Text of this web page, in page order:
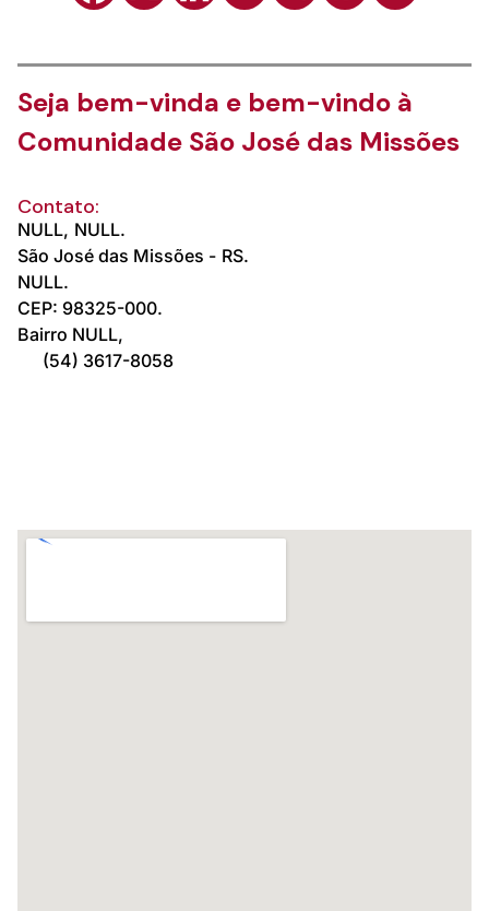
Seja bem-vinda e bem-vindo à
Comunidade São José das Missões
Contato:
NULL, NULL.
São José das Missões - RS.
NULL.
CEP: 98325-000.
Bairro NULL,
(54) 3617-8058